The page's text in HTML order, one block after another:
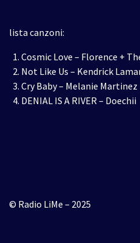
lista canzoni:
Cosmic Love – Florence +
Not Like Us – Kendrick
Cry Baby – Melanie Martinez
DENIAL IS A RIVER – Doechii
© Radio LiMe – 2025